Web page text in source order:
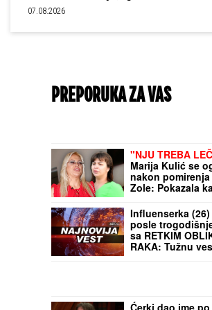
07.08.2026
PREPORUKA ZA VAS